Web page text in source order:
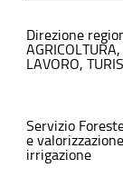
Direzione
LAVORO,
Servizio
e
irrigazione